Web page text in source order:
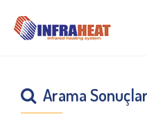
Arama